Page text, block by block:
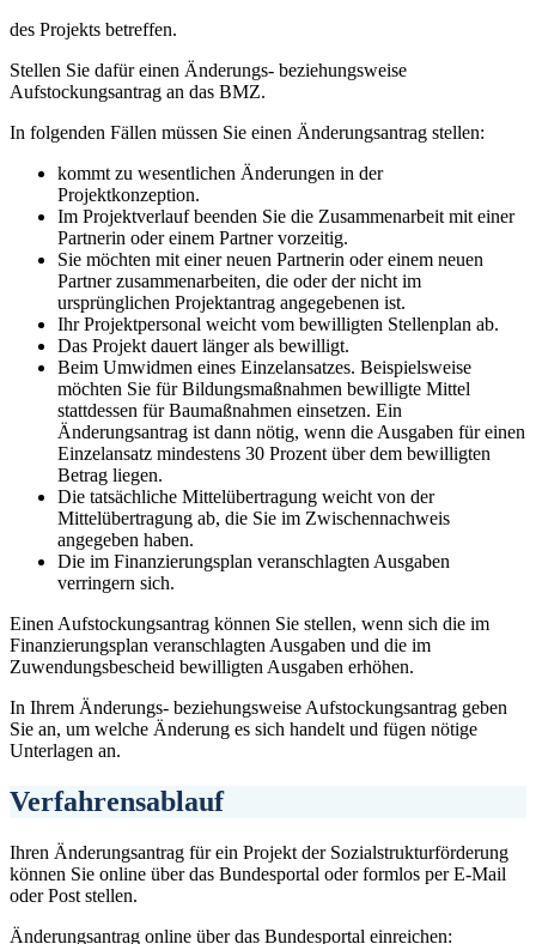
des Projekts betreffen.
Stellen Sie dafür einen Änderungs- beziehungsweise
Aufstockungsantrag an das BMZ.
In folgenden Fällen müssen Sie einen Änderungsantrag stellen:
kommt zu wesentlichen Änderungen in der
Projektkonzeption.
Im Projektverlauf beenden Sie die Zusammenarbeit mit einer
Partnerin oder einem Partner vorzeitig.
Sie möchten mit einer neuen Partnerin oder einem neuen
Partner zusammenarbeiten, die oder der nicht im
ursprünglichen Projektantrag angegebenen ist.
Ihr Projektpersonal weicht vom bewilligten Stellenplan ab.
Das Projekt dauert länger als bewilligt.
Beim Umwidmen eines Einzelansatzes. Beispielsweise
möchten Sie für Bildungsmaßnahmen bewilligte Mittel
stattdessen für Baumaßnahmen einsetzen. Ein
Änderungsantrag ist dann nötig, wenn die Ausgaben für einen
Einzelansatz mindestens 30 Prozent über dem bewilligten
Betrag liegen.
Die tatsächliche Mittelübertragung weicht von der
Mittelübertragung ab, die Sie im Zwischennachweis
angegeben haben.
Die im Finanzierungsplan veranschlagten Ausgaben
verringern sich.
Einen Aufstockungsantrag können Sie stellen, wenn sich die im
Finanzierungsplan veranschlagten Ausgaben und die im
Zuwendungsbescheid bewilligten Ausgaben erhöhen.
In Ihrem Änderungs- beziehungsweise Aufstockungsantrag geben
Sie an, um welche Änderung es sich handelt und fügen nötige
Unterlagen an.
Verfahrensablauf
Ihren Änderungsantrag für ein Projekt der Sozialstrukturförderung
können Sie online über das Bundesportal oder formlos per E-Mail
oder Post stellen.
Änderungsantrag online über das Bundesportal einreichen: